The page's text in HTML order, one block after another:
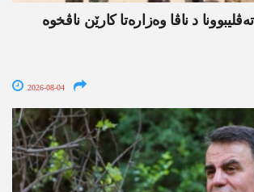
د ناڤا وەزارەتا کارێن ناڤخوە
2026-08-04